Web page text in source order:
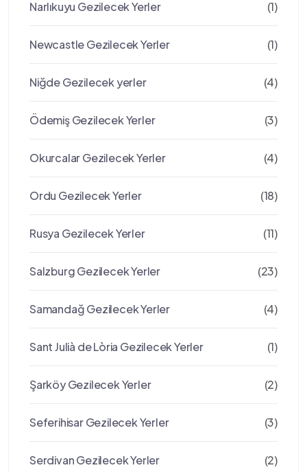
Narlıkuyu Gezilecek Yerler (1)
Newcastle Gezilecek Yerler (1)
Niğde Gezilecek yerler (4)
Ödemiş Gezilecek Yerler (3)
Okurcalar Gezilecek Yerler (4)
Ordu Gezilecek Yerler (18)
Rusya Gezilecek Yerler (11)
Salzburg Gezilecek Yerler (23)
Samandağ Gezilecek Yerler (4)
Sant Julià de Lòria Gezilecek Yerler (1)
Şarköy Gezilecek Yerler (2)
Seferihisar Gezilecek Yerler (3)
Serdivan Gezilecek Yerler (2)